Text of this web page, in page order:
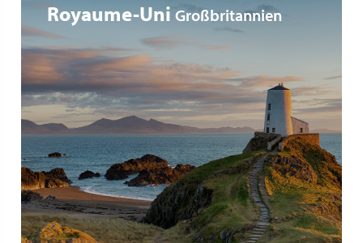
Royaume-Uni Großbritannien
Forfait boissons plus inclus
Bateau à taille humaine
Joyaux des îles Britanniques